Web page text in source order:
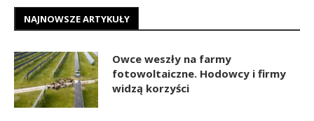
NAJNOWSZE ARTYKUŁY
Owce weszły na farmy
fotowoltaiczne. Hodowcy i firmy
widzą korzyści